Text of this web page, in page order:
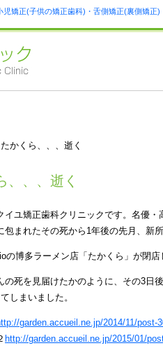
矯正(子供の矯正歯科)・舌側矯正(裏側矯
かくら、、、逝く
、、、逝く
イユ矯正歯科クリニックです。名優
包まれたその死から1年後の先月、新
の博多ラーメン店「たかくら」が閉店
の死を見届けたかのように、その3日
しまいました。
garden.accueil.ne.jp/2014/11/post-
http://garden.accueil.ne.jp/2015/01/